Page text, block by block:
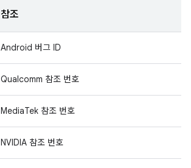
참조
Android 버그 ID
Qualcomm 참조 번호
MediaTek 참조 번호
NVIDIA 참조 번호